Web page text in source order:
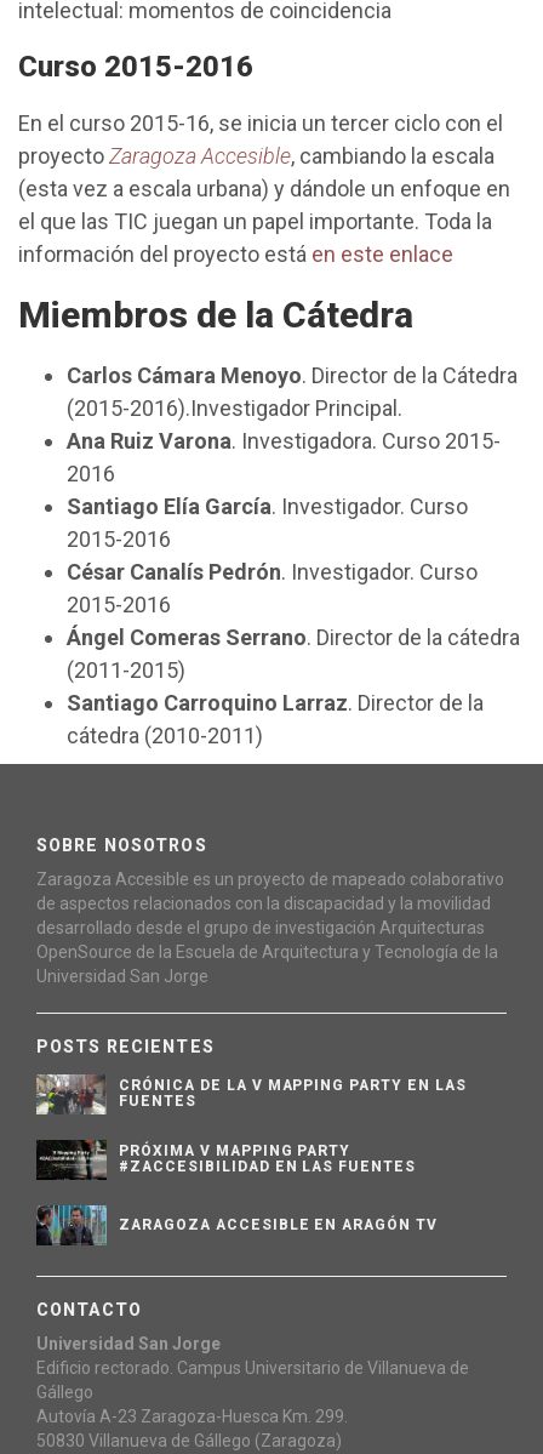
Curso 2015-2016
En el curso 2015-16, se inicia un tercer ciclo con el
proyectoZaragoza Accesible, cambiando la escala
(esta vez a escala urbana) y dándole un enfoque en
el que las TIC juegan un papel importante. Toda la
información del proyecto está en este enlace
Miembros de la Cátedra
Carlos Cámara Menoyo. Director de la Cátedra
(2015-2016).Investigador Principal.
Ana Ruiz Varona. Investigadora. Curso 2015-
2016
Santiago Elía García. Investigador. Curso
2015-2016
César Canalís Pedrón. Investigador. Curso
2015-2016
Ángel Comeras Serrano. Director de la cátedra
(2011-2015)
Santiago Carroquino Larraz. Director de la
cátedra (2010-2011)
SOBRE NOSOTROS
Zaragoza Accesible es un proyecto de mapeado colaborativo
de aspectos relacionados con la discapacidad y la movilidad
desarrollado desde el grupo de investigación Arquitecturas
OpenSource de la Escuela de Arquitectura y Tecnología de la
Universidad San Jorge
POSTS RECIENTES
CRÓNICA DE LA V MAPPING PARTY EN LAS
FUENTES
PRÓXIMA V MAPPING PARTY
#ZACCESIBILIDAD EN LAS FUENTES
ZARAGOZA ACCESIBLE EN ARAGÓN TV
CONTACTO
Universidad San Jorge
Edificio rectorado. Campus Universitario de Villanueva de
Gállego
Autovía A-23 Zaragoza-Huesca Km. 299.
50830 Villanueva de Gállego (Zaragoza)